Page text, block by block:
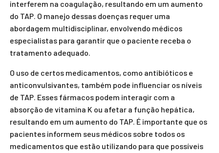
interferem na coagulação, resultando em um aumento
do TAP. O manejo dessas doenças requer uma
abordagem multidisciplinar, envolvendo médicos
especialistas para garantir que o paciente receba o
tratamento adequado.
O uso de certos medicamentos, como antibióticos e
anticonvulsivantes, também pode influenciar os níveis
de TAP. Esses fármacos podem interagir com a
absorção de vitamina K ou afetar a função hepática,
resultando em um aumento do TAP. É importante que os
pacientes informem seus médicos sobre todos os
medicamentos que estão utilizando para que possíveis